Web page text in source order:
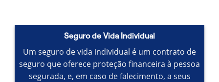
Seguro de Vida Individual
Um seguro de vida individual é um contrato de
seguro que oferece proteção financeira à pessoa
segurada, e, em caso de falecimento, a seus